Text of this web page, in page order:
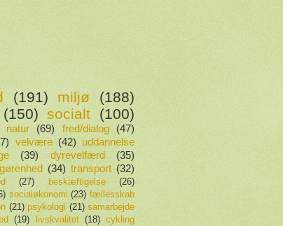
(191) miljø
(188)
(150) socialt (100)
natur (69) fred/dialog
(47)
velvære (42) uddannelse
(39) dyrevelfærd
(35)
(34) transport (32)
(27) beskæftigelse
(26)
socialøkonomi (23) fællesskab
(21) psykologi (21) samarbejde
(19) livskvalitet (18) cykling